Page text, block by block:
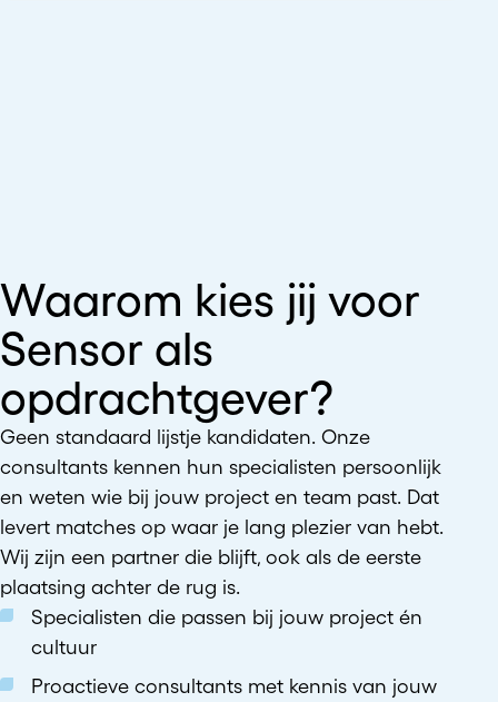
Waarom kies jij voor
Sensor als
opdrachtgever?
Geen standaard lijstje kandidaten. Onze
consultants kennen hun specialisten persoonlijk
en weten wie bij jouw project en team past. Dat
levert matches op waar je lang plezier van hebt.
Wij zijn een partner die blijft, ook als de eerste
plaatsing achter de rug is.
Specialisten die passen bij jouw project én
cultuur
Proactieve consultants met kennis van jouw